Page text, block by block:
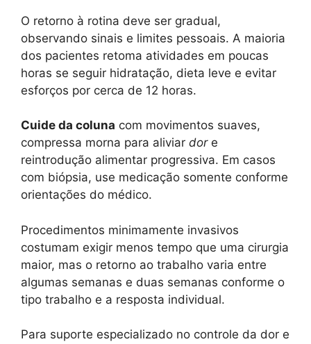
O retorno à rotina deve ser gradual,
observando sinais e limites pessoais. A maioria
dos pacientes retoma atividades em poucas
horas se seguir hidratação, dieta leve e evitar
esforços por cerca de 12 horas.
Cuide da coluna com movimentos suaves,
compressa morna para aliviar dore
reintrodução alimentar progressiva. Em casos
com biópsia, use medicação somente conforme
orientações do médico.
Procedimentos minimamente invasivos
costumam exigir menos tempo que uma cirurgia
maior, mas o retorno ao trabalho varia entre
algumas semanas e duas semanas conforme o
tipo trabalho e a resposta individual.
Para suporte especializado no controle da dor e